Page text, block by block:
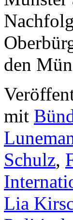
den
mit
Schulz,
Lia